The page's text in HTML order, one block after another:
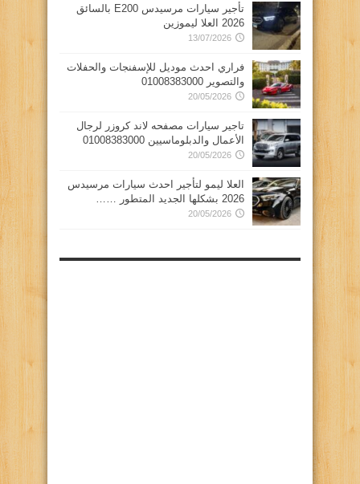
تأجير سيارات مرسيدس E200 بالسائق
2026 العلا ليموزين
13/07/2026
فراري احدث موديل للإسفنجات والحفلات
والتصوير 01008383000
20/05/2026
تاجير سيارات مصفحه لاند كروزر لرجال
الأعمال والدبلوماسيين 01008383000
20/05/2026
العلا ليمو لتأجير احدث سيارات مرسيدس
2026 بشكلها الجديد المتطور ……
20/05/2026